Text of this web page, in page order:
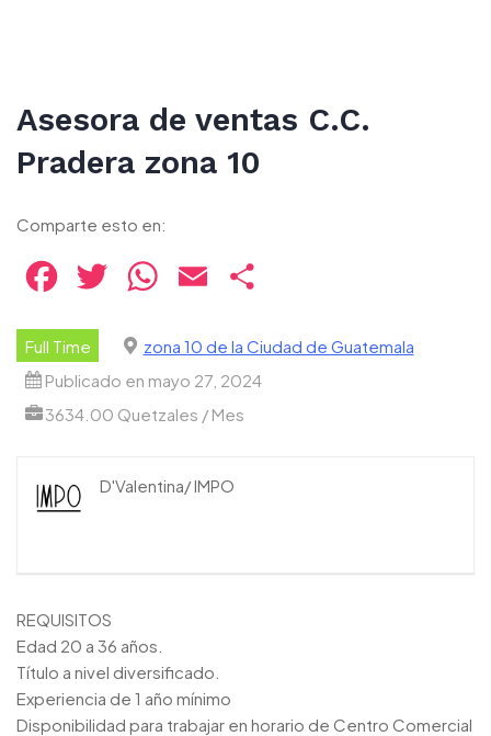
Asesora de ventas C.C.
Pradera zona 10
Comparte esto en:
Facebook
Twitter WhatsApp
Email
Full Time
zona 10 de la Ciudad de Guatemala
Publicado en mayo 27, 2024
3634.00 Quetzales / Mes
D'Valentina/ IMPO
REQUISITOS
Edad 20 a 36 años.
Título a nivel diversificado.
Experiencia de 1 año mínimo
Disponibilidad para trabajar en horario de Centro Comercial